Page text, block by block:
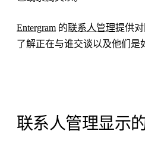
Entergram 的联系人管理提供
了解正在与谁交谈以及他们是
联系人管理显示